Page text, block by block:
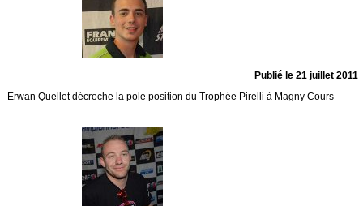
Publié le 21 juillet 2011
Erwan Quellet décroche la pole position du Trophée Pirelli à Magny Cours